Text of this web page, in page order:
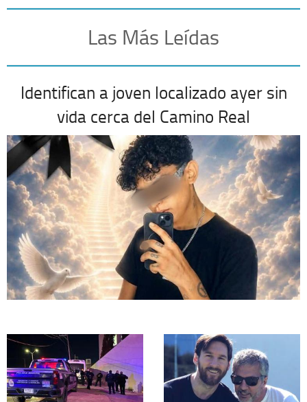
Las Más Leídas
Identifican a joven localizado ayer sin
vida cerca del Camino Real